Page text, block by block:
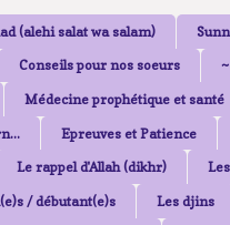
(alehi salat wa salam)
Conseils pour nos soeurs
Médecine prophétique et santé
Epreuves et Patience
Le rappel d'Allah (dikhr)
/ débutant(e)s Les djins